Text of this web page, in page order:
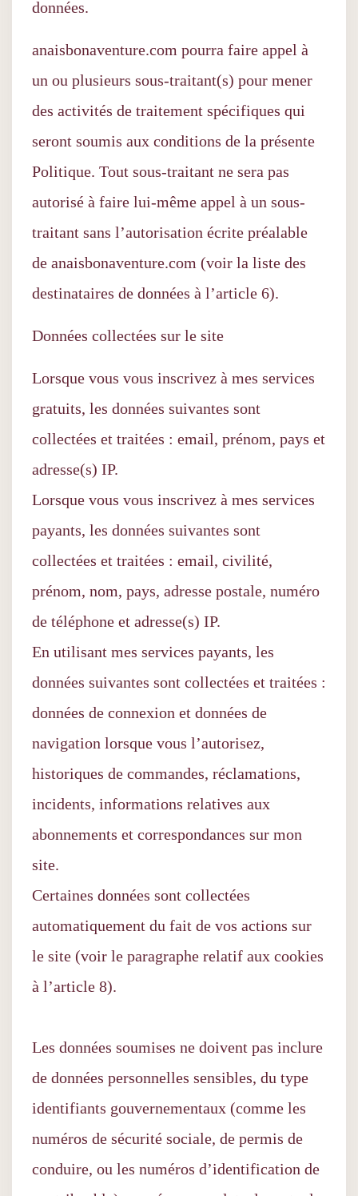
données.
anaisbonaventure.com pourra faire appel à
un ou plusieurs sous-traitant(s) pour mener
des activités de traitement spécifiques qui
seront soumis aux conditions de la présente
Politique. Tout sous-traitant ne sera pas
autorisé à faire lui-même appel à un sous-
traitant sans l’autorisation écrite préalable
de anaisbonaventure.com (voir la liste des
destinataires de données à l’article 6).
Données collectées sur le site
Lorsque vous vous inscrivez à mes services
gratuits, les données suivantes sont
collectées et traitées : email, prénom, pays et
adresse(s) IP.
Lorsque vous vous inscrivez à mes services
payants, les données suivantes sont
collectées et traitées : email, civilité,
prénom, nom, pays, adresse postale, numéro
de téléphone et adresse(s) IP.
En utilisant mes services payants, les
données suivantes sont collectées et traitées :
données de connexion et données de
navigation lorsque vous l’autorisez,
historiques de commandes, réclamations,
incidents, informations relatives aux
abonnements et correspondances sur mon
site.
Certaines données sont collectées
automatiquement du fait de vos actions sur
le site (voir le paragraphe relatif aux cookies
à l’article 8).
Les données soumises ne doivent pas inclure
de données personnelles sensibles, du type
identifiants gouvernementaux (comme les
numéros de sécurité sociale, de permis de
conduire, ou les numéros d’identification de